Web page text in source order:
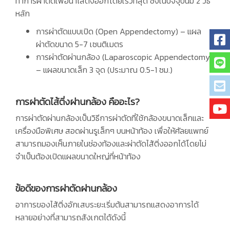
หลัก
การผ่าตัดแบบเปิด (Open Appendectomy) – แผล
ผ่าตัดขนาด 5-7 เซนติเมตร
การผ่าตัดผ่านกล้อง (Laparoscopic Appendectomy)
– แผลขนาดเล็ก 3 จุด (ประมาณ 0.5-1 ซม.)
การผ่าตัดไส้ติ่งผ่านกล้อง คืออะไร?
การผ่าตัดผ่านกล้องเป็นวิธีการผ่าตัดที่ใช้กล้องขนาดเล็กและ
เครื่องมือพิเศษ สอดผ่านรูเล็กๆ บนหน้าท้อง เพื่อให้ศัลยแพทย์
สามารถมองเห็นภายในช่องท้องและผ่าตัดไส้ติ่งออกได้โดยไม่
จำเป็นต้องเปิดแผลขนาดใหญ่ที่หน้าท้อง
ข้อดีของการผ่าตัดผ่านกล้อง
อาการของไส้ติ่งอักเสบระยะเริ่มต้นสามารถแสดงอาการได้
หลายอย่างที่สามารถสังเกตได้ดังนี้